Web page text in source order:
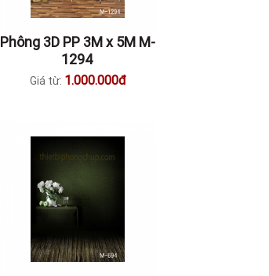
Phông 3D PP 3M x 5M M-
1294
Giá từ: 1.000.000đ